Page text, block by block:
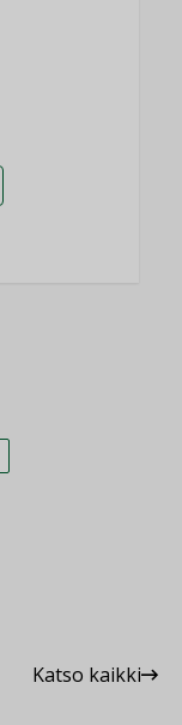
Katso kaikki